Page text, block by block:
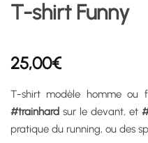
T-shirt Funny
25,00€
T-shirt modèle homme ou
#trainhard sur le devant, et
pratique du running, ou des